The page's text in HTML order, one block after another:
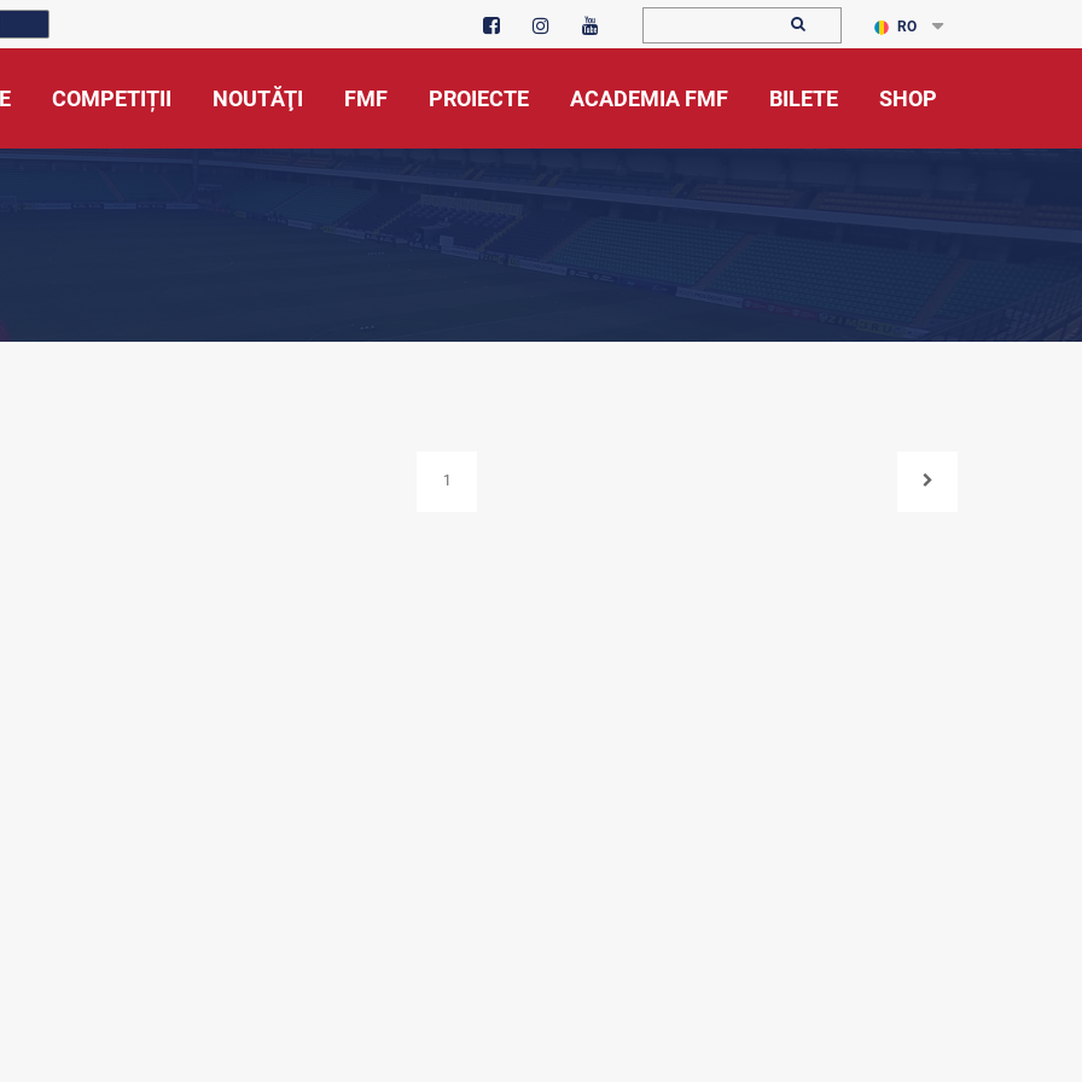
RO
COMPETIȚII NOUTĂŢI FMF PROIECTE ACADEMIA FMF BILETE SHOP
1